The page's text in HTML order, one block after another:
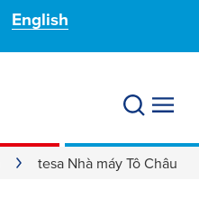
English
tesa Nhà máy Tô Châu